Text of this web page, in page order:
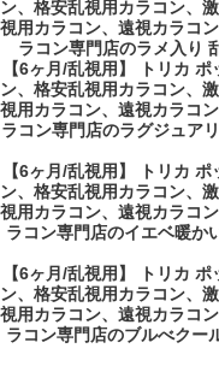
ン、格安乱視用カラコン、
視用カラコン、遠視カラコ
ラコン専門店のラメ入り
【6ヶ月/乱視用】 トリカ
ン、格安乱視用カラコン、
視用カラコン、遠視カラコ
ラコン専門店のラグジュア
【6ヶ月/乱視用】 トリカ
ン、格安乱視用カラコン、
視用カラコン、遠視カラコ
ラコン専門店のイエベ暖か
【6ヶ月/乱視用】 トリカ
ン、格安乱視用カラコン、
視用カラコン、遠視カラコ
ラコン専門店のブルべクー